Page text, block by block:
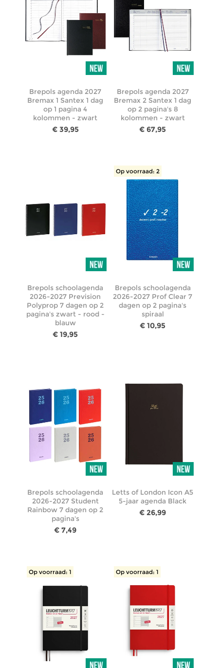
Brepols agenda 2027
Bremax 1 Santex 1 dag
op 1 pagina 4
kolommen - zwart
€ 39,95
Brepols agenda 2027
Bremax 2 Santex 1 dag
op 2 pagina's 8
kolommen - zwart
€ 67,95
Brepols schoolagenda
2026-2027 Prevision
Polyprop 7 dagen op 2
pagina's zwart - rood -
blauw
€ 19,95
Op voorraad: 2
Brepols schoolagenda
2026-2027 Prof Clear 7
dagen op 2 pagina's
spiraal
€ 10,95
Brepols schoolagenda
2026-2027 Student
Rainbow 7 dagen op 2
pagina's
€ 7,49
Letts of London Icon A5
5-jaar agenda Black
€ 26,99
Op voorraad: 1 Op voorraad: 1